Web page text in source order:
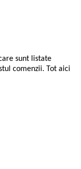
sunt listate
comenzii. Tot aici